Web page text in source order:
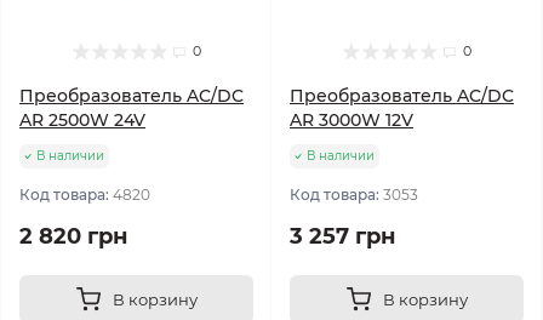
0
Преобразователь AC/DC
AR 2500W 24V
В наличии
Код товара: 4820
2 820 грн
В корзину
0
Преобразователь AC/DC
AR 3000W 12V
В наличии
Код товара: 3053
3 257 грн
В корзину